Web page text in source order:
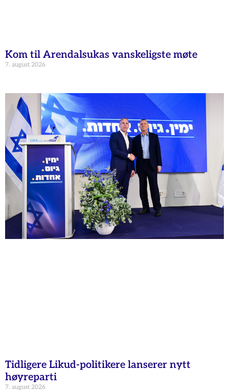
Kom til Arendalsukas vanskeligste møte
7. august 2026
Tidligere Likud-politikere lanserer nytt
høyreparti
7. august 2026